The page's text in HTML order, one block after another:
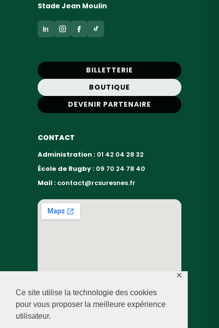
Ce site utilise la technologie des cookies
pour vous proposer la meilleure expérience
utilisateur.
✕
Stade Jean Moulin
BILLETTERIE
BOUTIQUE
DEVENIR PARTENAIRE
CONTACT
Administration : 01 42 04 28 32
École de Rugby : 09 70 24 78 40
Mail : contact@rcsuresnes.fr
© RUGBY CLUB SURESNES – 2026 — TOUS DROITS